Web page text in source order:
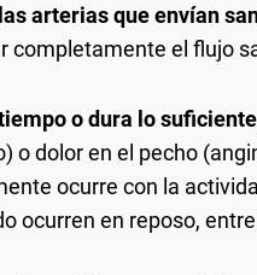
arterias que envían
completamente el flujo
o dura lo
o dolor en el pecho
ocurre con la
ocurren en reposo,